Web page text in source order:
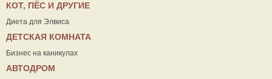
КОТ, ПЁС И ДРУГИЕ
Диета для Элвиса
ДЕТСКАЯ КОМНАТА
Бизнес на каникулах
АВТОДРОМ